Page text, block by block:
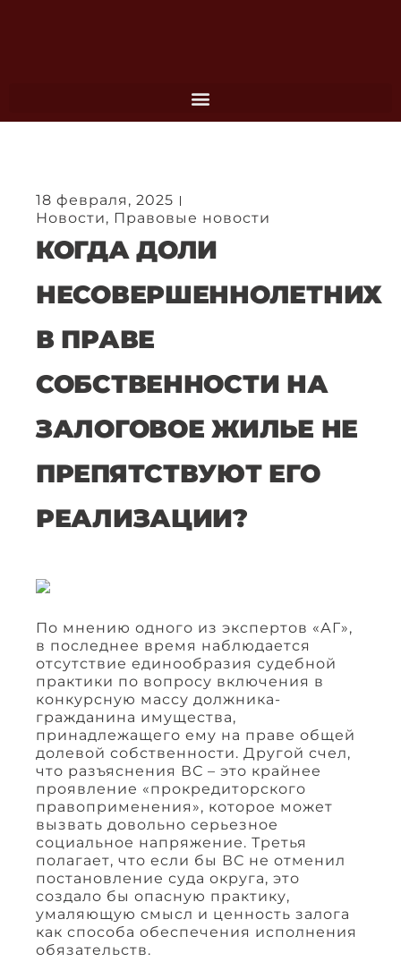
18 февраля, 2025
Новости, Правовые новости
КОГДА ДОЛИ
НЕСОВЕРШЕННОЛЕТНИХ
В ПРАВЕ
СОБСТВЕННОСТИ НА
ЗАЛОГОВОЕ ЖИЛЬЕ НЕ
ПРЕПЯТСТВУЮТ ЕГО
РЕАЛИЗАЦИИ?
По мнению одного из экспертов «АГ»,
в последнее время наблюдается
отсутствие единообразия судебной
практики по вопросу включения в
конкурсную массу должника-
гражданина имущества,
принадлежащего ему на праве общей
долевой собственности. Другой счел,
что разъяснения ВС – это крайнее
проявление «прокредиторского
правоприменения», которое может
вызвать довольно серьезное
социальное напряжение. Третья
полагает, что если бы ВС не отменил
постановление суда округа, это
создало бы опасную практику,
умаляющую смысл и ценность залога
как способа обеспечения исполнения
обязательств.